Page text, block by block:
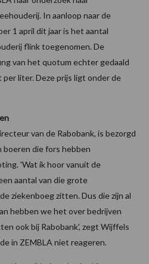
In aanloop naar de
1 april dit jaar is het aantal
flink toegenomen. De
van het quotum echter gedaald
liter. Deze prijs ligt onder de
van de Rabobank, is bezorgd
boeren die fors hebben
'Wat ik hoor vanuit de
aantal van die grote
ziekenboeg zitten. Dus die zijn al
hebben we het over bedrijven
ook bij Rabobank', zegt Wijffels
in ZEMBLA niet reageren.